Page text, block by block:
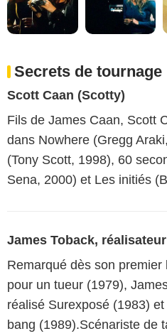
Secrets de tournage
Scott Caan (Scotty)
Fils de James Caan, Scott
dans Nowhere (Gregg
(Tony Scott, 1998), 60
Sena, 2000) et Les initiés
James Toback, réalisateur
Remarqué dès son
pour un tueur (1979),
réalisé Surexposé (1983)
bang (1989).Scénariste de